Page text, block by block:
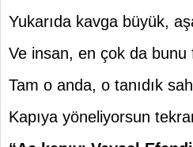
Yukarıda kavga büyük,
Ve insan, en çok da bunu
Tam o anda, o tanıdık
Kapıya yöneliyorsun